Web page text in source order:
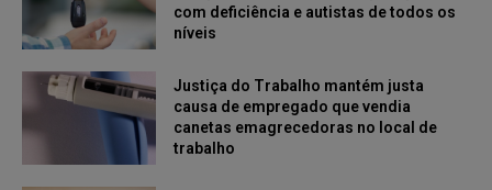
com deficiência e autistas de todos os
níveis
Justiça do Trabalho mantém justa
causa de empregado que vendia
canetas emagrecedoras no local de
trabalho